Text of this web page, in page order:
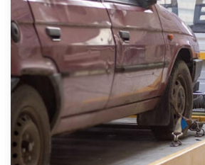
Ophaaldienst van
auto gratis ophalen in Montfort.
contact op of maak een
direct een tweedehands auto
aanvragen? Dat kan via de
kenteken in en druk op verzenden.
Wij kunnen u helpen met de inkoop
eigenlijk alle merken, zoals Alfa